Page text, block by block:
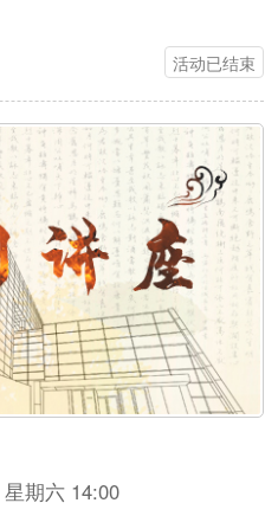
活动已结束
期六 14:00